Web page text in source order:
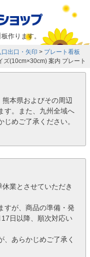
作ります。
口出口・矢印
プレート看板
ズ(10cm×30cm) 案内 プレート
本県およびその周辺
す。また、九州全域へ
めご了承ください。
業とさせていただき
すが、商品の準備・発
日以降、順次対応い
、あらかじめご了承く